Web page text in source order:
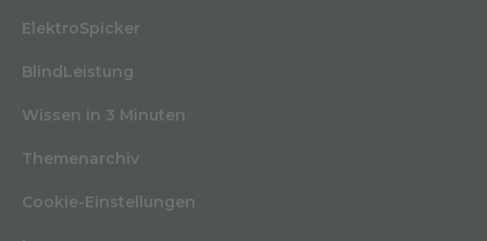
ElektroSpicker
BlindLeistung
Wissen in 3 Minuten
Themenarchiv
Cookie-Einstellungen